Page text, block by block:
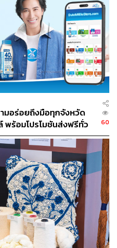
งวันที่ 31 ตุลาคม 2566 และ
ไม่หักค่าใช้จ่ายให้กับมูลนิธิ
ทำเพื่อสังคม น่าจะเกินครึ่ง
รงค์ให้คนไทยตระหนักถึง
พราะเป็นพันธกิจขององค์กร
องผู้คนทั่วโลกให้มีสุขภาพที่ดี
บภาวะซึมเศร้าผ่านโซเชีย
ติทางอารมณ์แห่ง
Disorders) เพื่อช่วย
ารร่วมมือกับแพทย์โรคหัวใจ
and Protection in
บบองค์รวมในการป้องกัน
ลือดที่เกิดจากหลอดเลือดแดง
องโรคตับอักเสบที่มุ่งตรวจหา
ซี, โครงการเรื่องเข่าต้องให้
เข่าเสื่อม เป็นต้น
มอร่อยถึงมือทุกจังหวัด
พร้อมโปรโมชันส่งฟรีทั่ว
องวันถัดไป ส่งสินค้าแบบ
60